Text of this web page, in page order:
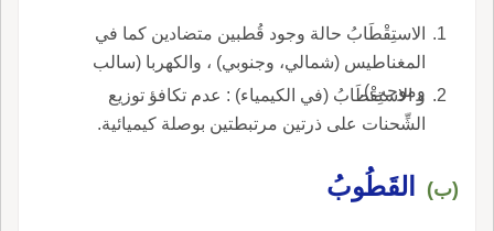
الاستِقْطَابُ حالة وجود قُطبين متضادين كما في
المغناطيس (شمالي، وجنوبي) ، والكهربا (سالب
وموجب).
و الاستِقْطَابُ (في الكيمياء) : عدم تكافؤ توزيع
الشِّحنات على ذرتين مرتبطتين بوصلة كيميائية.
(ب) القَطُوبُ